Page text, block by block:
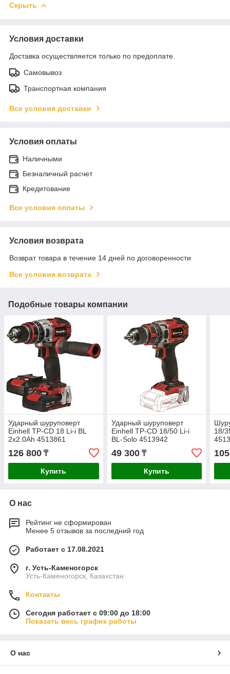
Скрыть
Условия доставки
Доставка осуществляется только по предоплате.
Самовывоз
Транспортная компания
Все условия доставки
Условия оплаты
Наличными
Безналичный расчет
Кредитование
Все условия оплаты
Условия возврата
Возврат товара в течение 14 дней по договоренности
Все условия возврата
Подобные товары компании
Ударный шуруповерт
Einhell TP-CD 18 Li-i BL
2x2.0Ah 4513861
126 800 ₸
Купить
Ударный шуруповерт
Einhell TP-CD 18/50 Li-i
BL-Solo 4513942
49 300₸
Купить
18/
О нас
Рейтинг не сформирован
Менее 5 отзывов за последний год
Работает с 17.08.2021
г. Усть-Каменогорск
Усть-Каменогорск, Казахстан
Контакты
Сегодня работает с 09:00 до 18:00
Показать весь график работы
О нас